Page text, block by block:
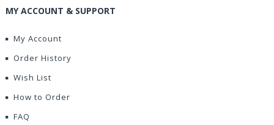
MY ACCOUNT & SUPPORT
My Account
Order History
Wish List
How to Order
FAQ